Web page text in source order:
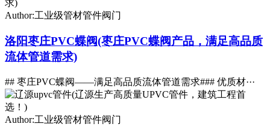
Author:工业级管材管件阀门
洛阳枣庄PVC蝶阀(枣庄PVC蝶阀产品，满足高品质
流体管道需求)
## 枣庄PVC蝶阀——满足高品质流体管道需求### 优质材···
Author:工业级管材管件阀门